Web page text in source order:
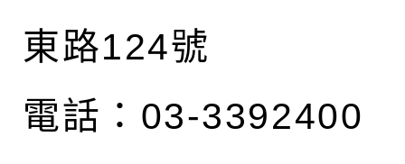
東路124號
電話：03-3392400